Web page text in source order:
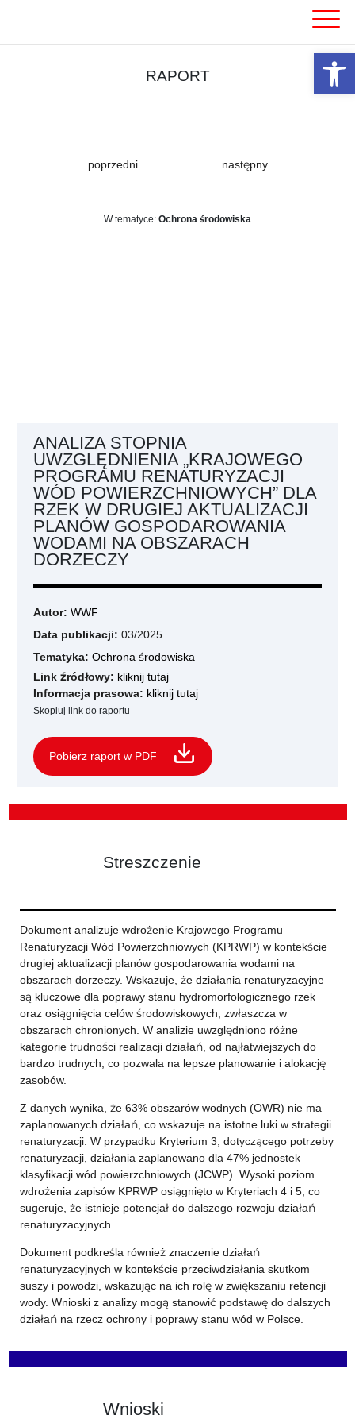
RAPORT
poprzedni następny
W tematyce: Ochrona środowiska
ANALIZA STOPNIA
UWZGLĘDNIENIA „KRAJOWEGO
PROGRAMU RENATURYZACJI
WÓD POWIERZCHNIOWYCH” DLA
RZEK W DRUGIEJ AKTUALIZACJI
PLANÓW GOSPODAROWANIA
WODAMI NA OBSZARACH
DORZECZY
Autor: WWF
Data publikacji: 03/2025
Tematyka: Ochrona środowiska
Link źródłowy: kliknij tutaj
Informacja prasowa: kliknij tutaj
Skopiuj link do raportu
Pobierz raport w PDF
Streszczenie
Dokument analizuje wdrożenie Krajowego Programu
Renaturyzacji Wód Powierzchniowych (KPRWP) w kontekście
drugiej aktualizacji planów gospodarowania wodami na
obszarach dorzeczy. Wskazuje, że działania renaturyzacyjne
są kluczowe dla poprawy stanu hydromorfologicznego rzek
oraz osiągnięcia celów środowiskowych, zwłaszcza w
obszarach chronionych. W analizie uwzględniono różne
kategorie trudności realizacji działań, od najłatwiejszych do
bardzo trudnych, co pozwala na lepsze planowanie i alokację
zasobów.
Z danych wynika, że 63% obszarów wodnych (OWR) nie ma
zaplanowanych działań, co wskazuje na istotne luki w strategii
renaturyzacji. W przypadku Kryterium 3, dotyczącego potrzeby
renaturyzacji, działania zaplanowano dla 47% jednostek
klasyfikacji wód powierzchniowych (JCWP). Wysoki poziom
wdrożenia zapisów KPRWP osiągnięto w Kryteriach 4 i 5, co
sugeruje, że istnieje potencjał do dalszego rozwoju działań
renaturyzacyjnych.
Dokument podkreśla również znaczenie działań
renaturyzacyjnych w kontekście przeciwdziałania skutkom
suszy i powodzi, wskazując na ich rolę w zwiększaniu retencji
wody. Wnioski z analizy mogą stanowić podstawę do dalszych
działań na rzecz ochrony i poprawy stanu wód w Polsce.
Wnioski